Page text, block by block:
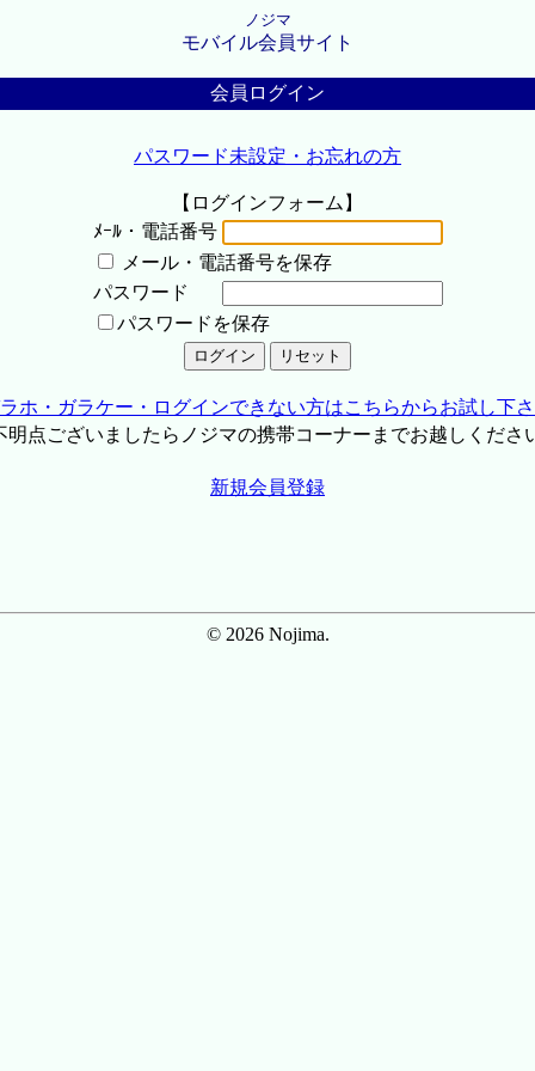
ノジマ
モバイル会員サイト
会員ログイン
パスワード未設定・お忘れの方
【ログインフォーム】
ﾒｰﾙ・電話番号
メール・電話番号を保存
パスワード
パスワードを保存
ホ・ガラケー・ログインできない方はこちらからお試し下
点ございましたらノジマの携帯コーナーまでお越しくださ
新規会員登録
© 2026 Nojima.